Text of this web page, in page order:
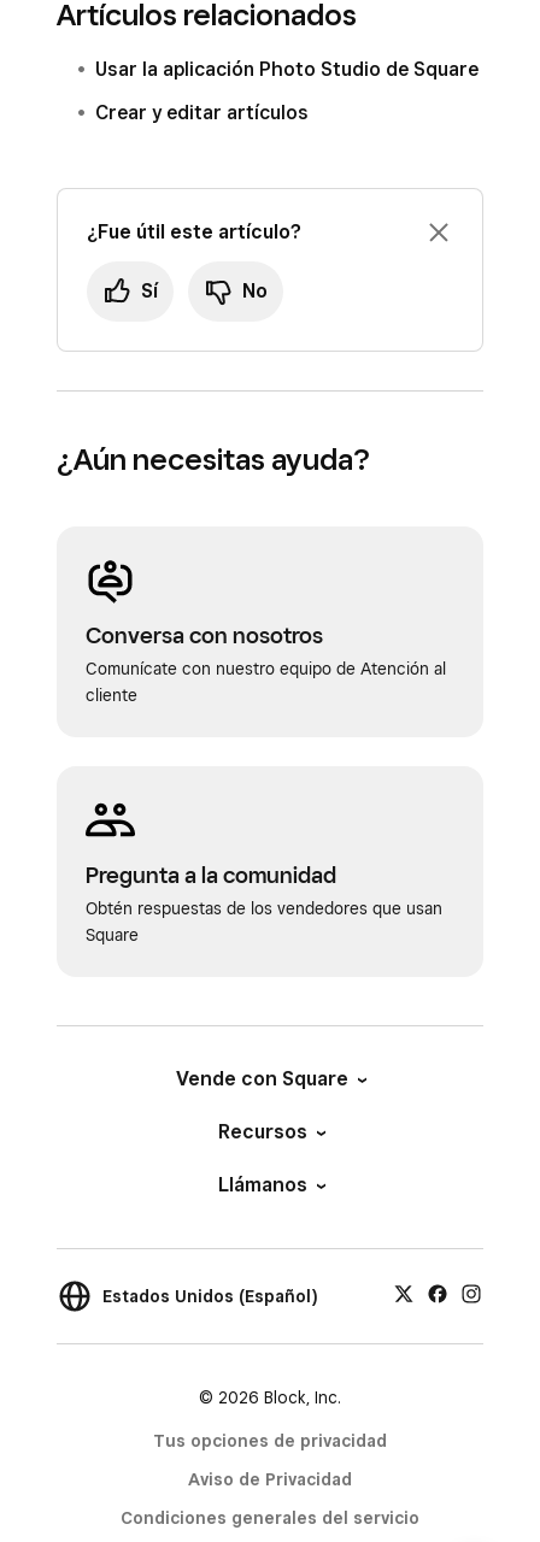
Artículos relacionados
Usar la aplicación Photo Studio de Square
Crear y editar artículos
¿Fue útil este artículo?
Sí No
¿Aún necesitas ayuda?
Conversa con nosotros
Comunícate con nuestro equipo de Atención al
cliente
Pregunta a la comunidad
Obtén respuestas de los vendedores que usan
Square
Vende con Square
Recursos
Llámanos
Estados Unidos (Español)
© 2026 Block, Inc.
Tus opciones de privacidad
Aviso de Privacidad
Condiciones generales del servicio